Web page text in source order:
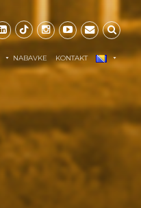
NABAVKE KONTAKT